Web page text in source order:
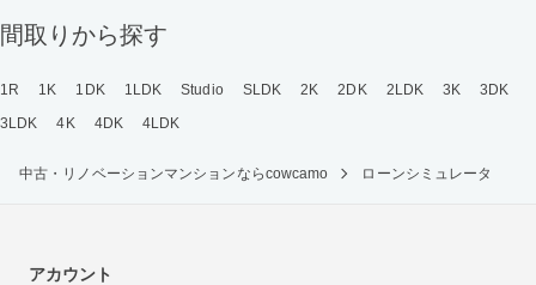
間取りから探す
1R 1K 1DK 1LDK Studio SLDK 2K 2DK 2LDK 3K
3DK
3LDK
4K 4DK 4LDK
中古・リノベーションマンションならcowcamo ローンシミュレータ
アカウント